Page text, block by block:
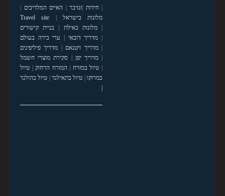
|חידות זנזיבר האיים המלדיבים
מלונות בישראל
Travel site
|מלונות באילת
בניית קישורים
מדריך דובאי
ערי בירה בעולם
|מדריך ויטנאם
מדריך פיליפינים
|מדריך יפן
סקירת מוצרי חשמל
טיול במזרח המזרח הרחוק| טיול
במרוקו| טיול בתאילנד| טיול בהולנד